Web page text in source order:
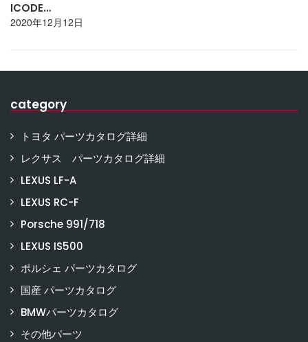
ICODE…
2020年12月12日
category
トヨタ パーツカタログ詳細
レクサス パーツカタログ詳細
LEXUS LF-A
LEXUS RC-F
Porsche 991/718
LEXUS IS500
ポルシェ パーツカタログ
国産 パーツカタログ
BMWパーツカタログ
その他パーツ